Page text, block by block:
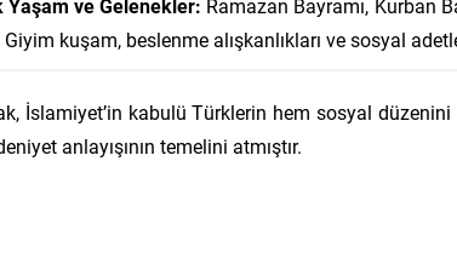
Yaşam ve Gelenekler: Ramazan Bayramı, Kurban
kuşam, beslenme alışkanlıkları ve sosyal
İslamiyet’in kabulü Türklerin hem sosyal
anlayışının temelini atmıştır.